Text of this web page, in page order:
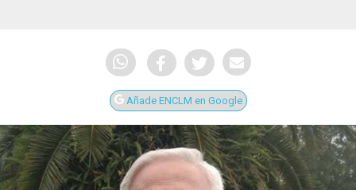
Añade ENCLM en Google